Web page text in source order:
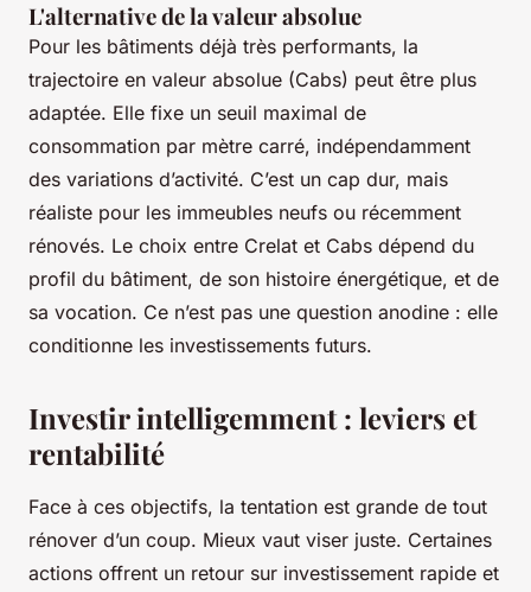
L'alternative de la valeur absolue
Pour les bâtiments déjà très performants, la
trajectoire en valeur absolue (Cabs) peut être plus
adaptée. Elle fixe un seuil maximal de
consommation par mètre carré, indépendamment
des variations d’activité. C’est un cap dur, mais
réaliste pour les immeubles neufs ou récemment
rénovés. Le choix entre Crelat et Cabs dépend du
profil du bâtiment, de son histoire énergétique, et de
sa vocation. Ce n’est pas une question anodine : elle
conditionne les investissements futurs.
Investir intelligemment : leviers et
rentabilité
Face à ces objectifs, la tentation est grande de tout
rénover d’un coup. Mieux vaut viser juste. Certaines
actions offrent un retour sur investissement rapide et